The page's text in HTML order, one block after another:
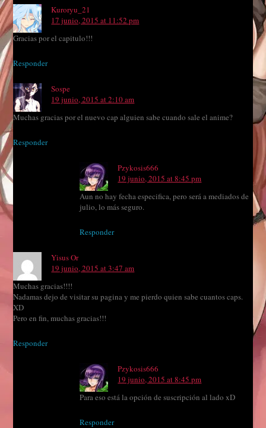
Kuroryu_21
17 junio, 2015 at 11:52 pm
Gracias por el capitulo!!!
Responder
Sospe
19 junio, 2015 at 2:10 am
Muchas gracias por el nuevo cap alguien sabe cuando sale el anime?
Responder
Pzykosis666
19 junio, 2015 at 8:45 pm
Aun no hay fecha especifica, pero será a mediados de
julio, lo más seguro.
Responder
Yisus Or
19 junio, 2015 at 3:47 am
Muchas gracias!!!!
Nadamas dejo de visitar su pagina y me pierdo quien sabe cuantos caps.
XD
Pero en fin, muchas gracias!!!
Responder
Pzykosis666
19 junio, 2015 at 8:45 pm
Para eso está la opción de suscripción al lado xD
Responder